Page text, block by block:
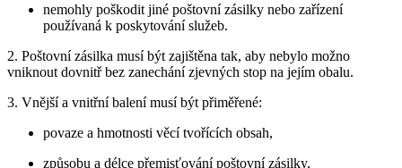
nemohly poškodit jiné poštovní zásilky nebo zařízení
používaná k poskytování služeb.
2. Poštovní zásilka musí být zajištěna tak, aby nebylo možno
vniknout dovnitř bez zanechání zjevných stop na jejím obalu.
3. Vnější a vnitřní balení musí být přiměřené:
povaze a hmotnosti věcí tvořících obsah,
způsobu a délce přemisťování poštovní zásilky,